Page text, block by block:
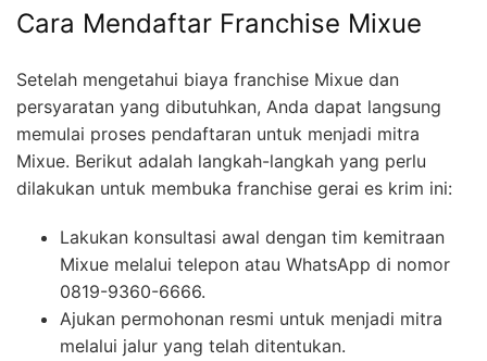
Cara Mendaftar Franchise Mixue
Setelah mengetahui biaya franchise Mixue dan
persyaratan yang dibutuhkan, Anda dapat langsung
memulai proses pendaftaran untuk menjadi mitra
Mixue. Berikut adalah langkah-langkah yang perlu
dilakukan untuk membuka franchise gerai es krim ini:
Lakukan konsultasi awal dengan tim kemitraan
Mixue melalui telepon atau WhatsApp di nomor
0819-9360-6666.
Ajukan permohonan resmi untuk menjadi mitra
melalui jalur yang telah ditentukan.